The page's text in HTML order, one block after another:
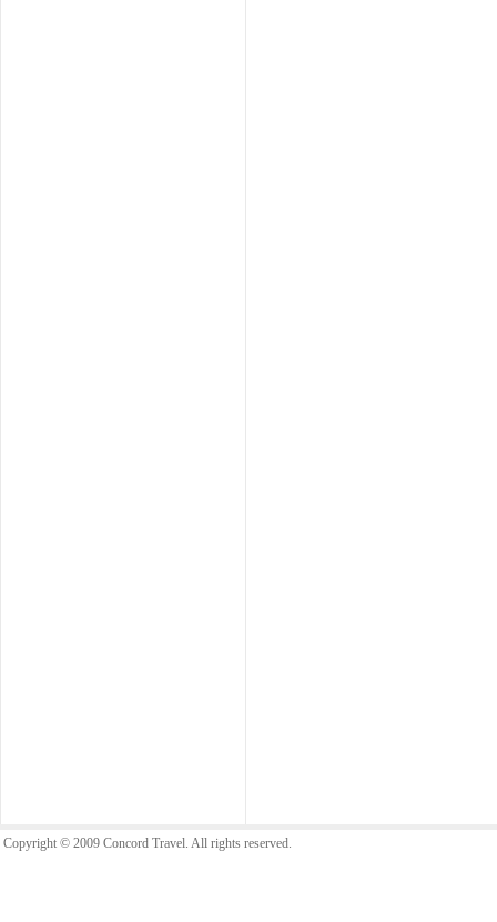
Copyright © 2009 Concord Travel. All rights reserved.